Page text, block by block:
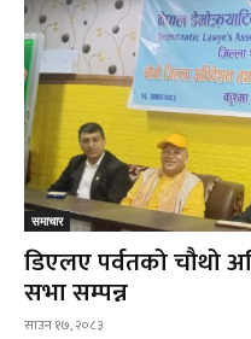
समाचार
डिएलए पर्वतको चौथो
सभा सम्पन्न
साउन १७, २०८३